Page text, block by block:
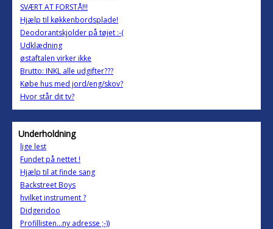
SVÆRT AT FORSTÅ!!!
Hjælp til køkkenbordsplade!
Deodorantskjolder på tøjet :-(
Udklædning
østaftalen virker ikke
Brutto: INKL alle udgifter???
Købe hus med jord/eng/skov?
Hvor står dit tv?
Underholdning
lige lest
Fundet på nettet !
Hjælp til at finde sang
Backstreet Boys
hvilket instrument ?
Didgeridoo
Profillisten...ny adresse ;-))